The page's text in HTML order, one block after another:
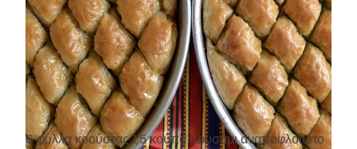
6 φύλλα κρούστας 1,5 κούπα σουσάμι αναποφλοίωτο